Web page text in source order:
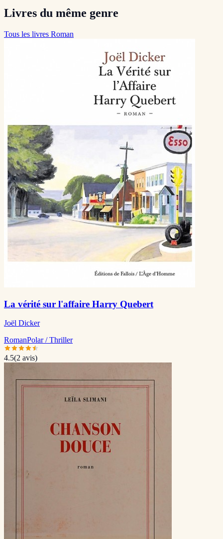
Livres du même genre
Tous les livres Roman
La vérité sur l'affaire Harry Quebert
Joël Dicker
RomanPolar / Thriller
4.5(2 avis)